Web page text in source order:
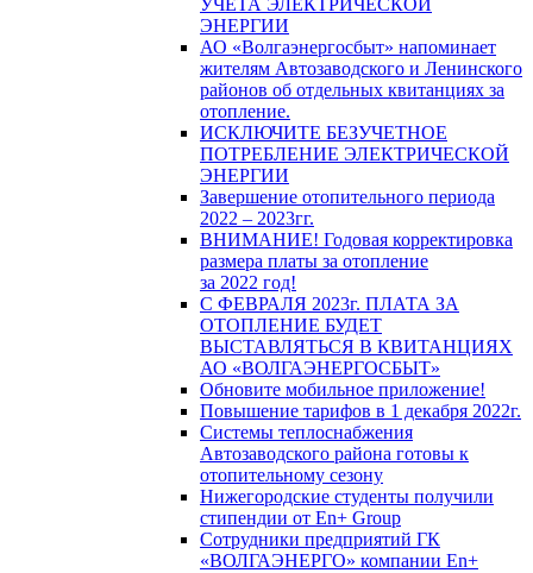
УЧЕТА ЭЛЕКТРИЧЕСКОЙ
ЭНЕРГИИ
АО «Волгаэнергосбыт» напоминает
жителям Автозаводского и Ленинского
районов об отдельных квитанциях за
отопление.
ИСКЛЮЧИТЕ БЕЗУЧЕТНОЕ
ПОТРЕБЛЕНИЕ ЭЛЕКТРИЧЕСКОЙ
ЭНЕРГИИ
Завершение отопительного периода
2022 – 2023гг.
ВНИМАНИЕ! Годовая корректировка
размера платы за отопление
за 2022 год!
С ФЕВРАЛЯ 2023г. ПЛАТА ЗА
ОТОПЛЕНИЕ БУДЕТ
ВЫСТАВЛЯТЬСЯ В КВИТАНЦИЯХ
АО «ВОЛГАЭНЕРГОСБЫТ»
Обновите мобильное приложение!
Повышение тарифов в 1 декабря 2022г.
Системы теплоснабжения
Автозаводского района готовы к
отопительному сезону
Нижегородские студенты получили
стипендии от En+ Group
Сотрудники предприятий ГК
«ВОЛГАЭНЕРГО» компании En+